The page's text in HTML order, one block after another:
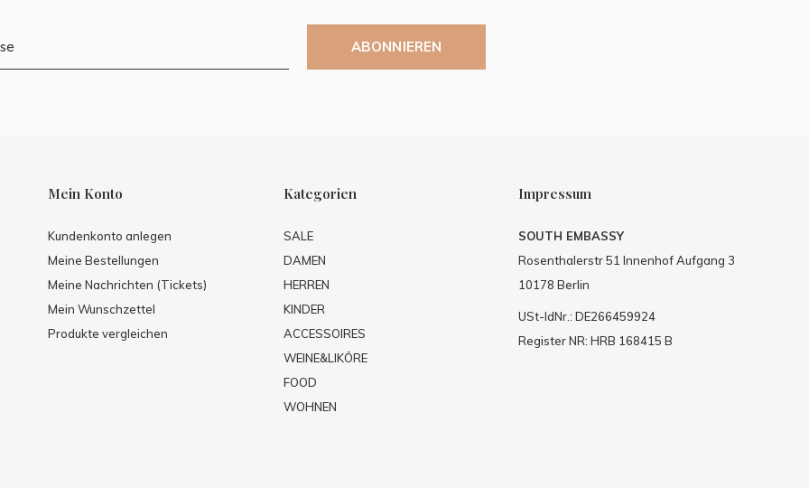
ABONNIEREN
Mein Konto
Kundenkonto anlegen
Meine Bestellungen
Meine Nachrichten (Tickets)
Mein Wunschzettel
Produkte vergleichen
Kategorien
SALE
DAMEN
HERREN
KINDER
ACCESSOIRES
WEINE&LIKÖRE
FOOD
WOHNEN
Impressum
SOUTH EMBASSY
Rosenthalerstr 51 Innenhof Aufgang 3
10178 Berlin
USt-IdNr.: DE266459924
Register NR: HRB 168415 B